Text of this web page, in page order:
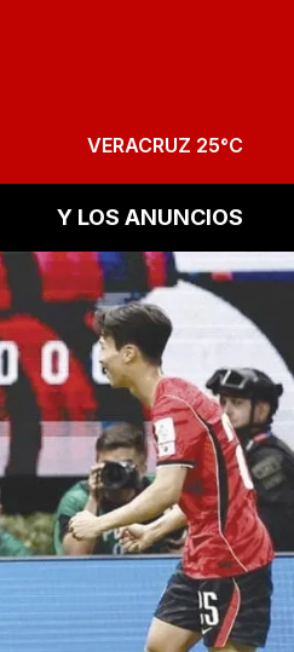
VERACRUZ 25°C
Y LOS ANUNCIOS